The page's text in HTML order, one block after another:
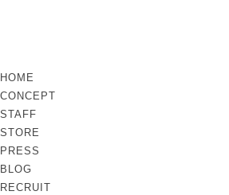
HOME
CONCEPT
STAFF
STORE
PRESS
BLOG
RECRUIT